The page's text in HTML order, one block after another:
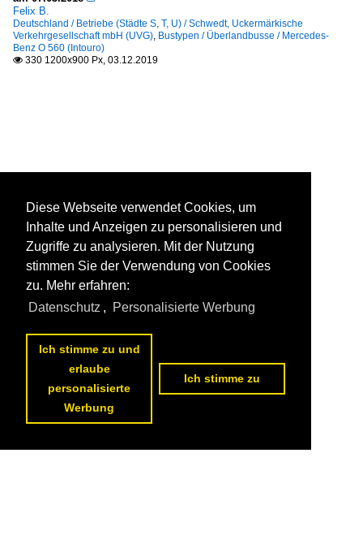
Felix B.
Deutschland / Betriebe (Städte S, T, U) / Schwedt, Uckermärkische
Verkehrgesellschaft mbH (UVG), Bustypen / Überlandbusse / Mercedes-
Benz O 560 (Intouro)
 330 1200x900 Px, 03.12.2019
Diese Webseite verwendet Cookies, um
Inhalte und Anzeigen zu personalisieren und
Zugriffe zu analysieren. Mit der Nutzung
stimmen Sie der Verwendung von Cookies
zu. Mehr erfahren:
Datenschutz , Personalisierte Werbung
Ich stimme zu und
erlaube
personalisierte
Werbung
Ich stimme zu